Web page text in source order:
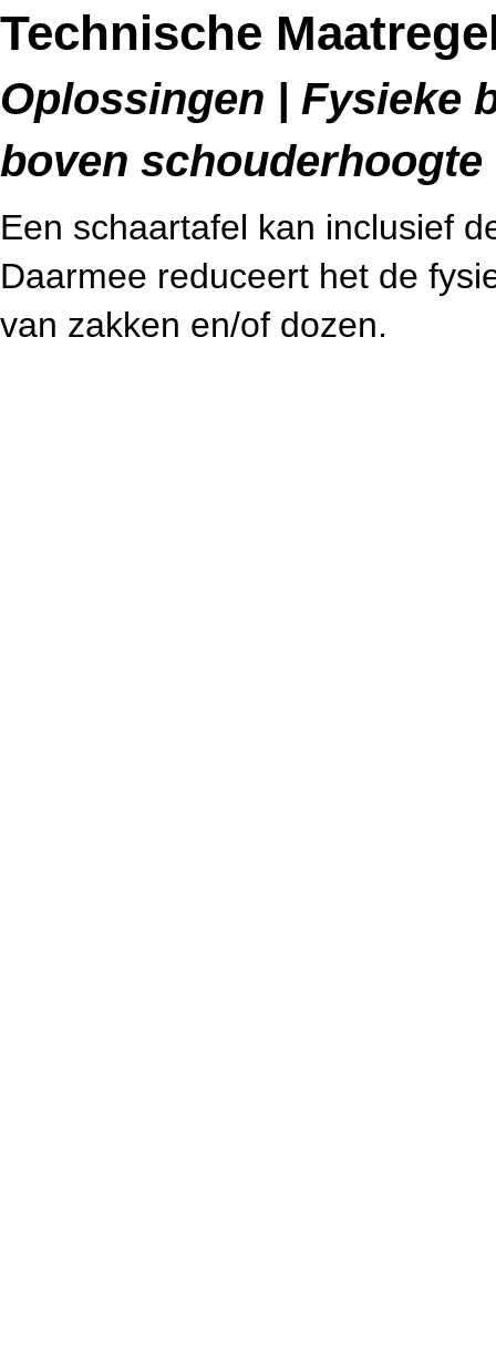
Technische
Oplossingen | Fysieke
boven
Een schaartafel kan inclusief
Daarmee reduceert het de
van zakken en/of dozen.